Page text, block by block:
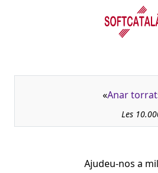
«Anar torrat
Les
Ajudeu-nos a